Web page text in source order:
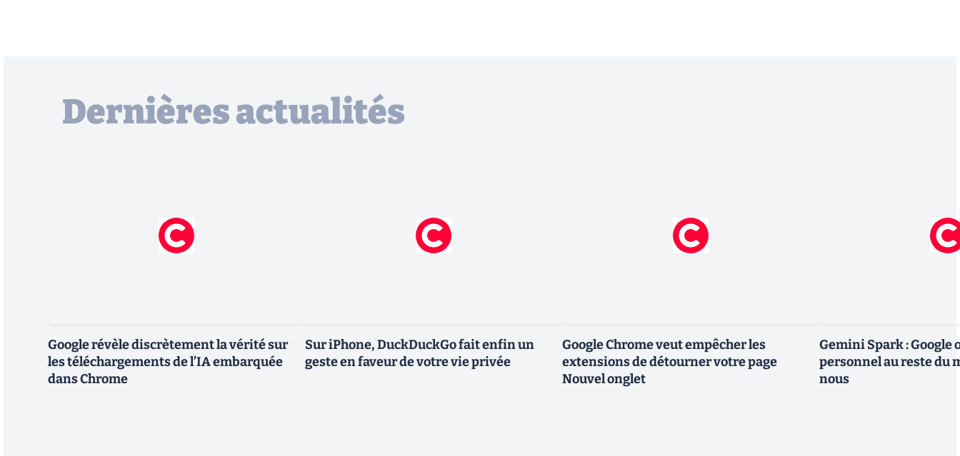
Dernières actualités
Google révèle discrètement la vérité sur
les téléchargements de l’IA embarquée
dans Chrome
Sur iPhone, DuckDuckGo fait enfin un
geste en faveur de votre vie privée
Google Chrome veut empêcher les
extensions de détourner votre page
Nouvel onglet
Gemini Spark : Google
personnel au reste du
nous